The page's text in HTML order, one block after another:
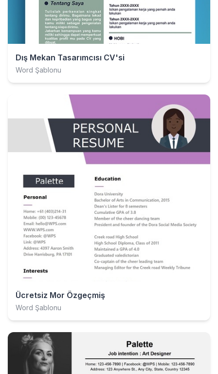
Dış Mekan Tasarımcısı CV'si
Word Şablonu
Ücretsiz Mor Özgeçmiş
Word Şablonu